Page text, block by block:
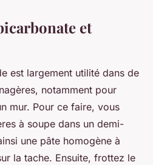
et
est largement utilité dans de
notamment pour
mur. Pour ce faire, vous
à soupe dans un demi-
une pâte homogène à
la tache. Ensuite, frottez le